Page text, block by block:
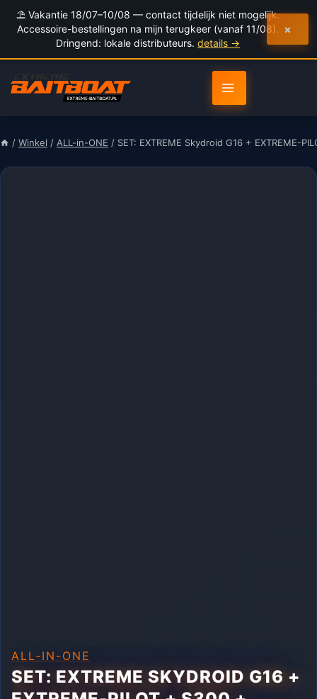
⛱️ Vakantie 18/07–10/08 — contact tijdelijk niet mogelijk.
Accessoire-bestellingen na mijn terugkeer (vanaf 11/08).
Dringend: lokale distributeurs. details →
×
naar
inhoud
/ Winkel / ALL-in-ONE / SET: EXTREME Skydroid G16 + EXTREME-
ALL-IN-ONE
SET: EXTREME SKYDROID G16 +